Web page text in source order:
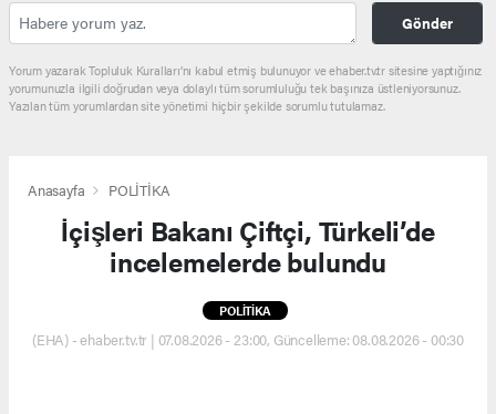
Gönder
Yorum yazarak Topluluk Kuralları’nı kabul etmiş bulunuyor ve ehaber.tv.tr sitesine yaptığınız
yorumunuzla ilgili doğrudan veya dolaylı tüm sorumluluğu tek başınıza üstleniyorsunuz.
Yazılan tüm yorumlardan site yönetimi hiçbir şekilde sorumlu tutulamaz.
Anasayfa POLİTİKA
İçişleri Bakanı Çiftçi, Türkeli’de
incelemelerde bulundu
POLİTİKA
(EHA) - ehaber.tv.tr | 07.08.2026 - 23:00, Güncelleme: 08.08.2026 - 00:30